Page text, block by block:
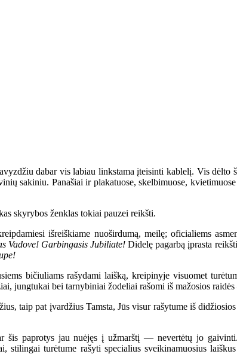
dabar vis labiau linkstama įteisinti kablelį. Vis dėlto
sakiniu. Panašiai ir plakatuose, skelbimuose,
skyrybos ženklas tokiai pauzei reikšti.
išreiškiame nuoširdumą, meilę; oficialiems
Vadove! Garbingasis Jubiliate! Didelę pagarbą įprasta
bičiuliams rašydami laišką, kreipinyje visuomet
jungtukai bei tarnybiniai žodeliai rašomi iš mažosios
taip pat įvardžius Tamsta, Jūs visur rašytume iš
paprotys jau nuėjęs į užmarštį — nevertėtų jo
turėtume rašyti specialius sveikinamuosius